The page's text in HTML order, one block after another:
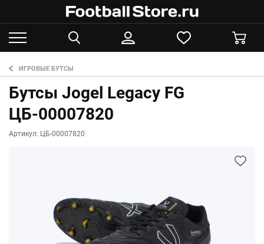
ИГРОВЫЕ БУТСЫ
Бутсы Jogel Legacy FG
ЦБ-00007820
Артикул: ЦБ-00007820